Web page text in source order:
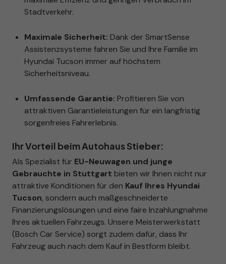
Stadtverkehr.
Maximale Sicherheit: Dank der SmartSense
Assistenzsysteme fahren Sie und Ihre Familie im
Hyundai Tucson immer auf höchstem
Sicherheitsniveau.
Umfassende Garantie: Profitieren Sie von
attraktiven Garantieleistungen für ein langfristig
sorgenfreies Fahrerlebnis.
Ihr Vorteil beim Autohaus Stieber:
Als Spezialist für EU-Neuwagen und junge
Gebrauchte in Stuttgart bieten wir Ihnen nicht nur
attraktive Konditionen für den Kauf Ihres Hyundai
Tucson, sondern auch maßgeschneiderte
Finanzierungslösungen und eine faire Inzahlungnahme
Ihres aktuellen Fahrzeugs. Unsere Meisterwerkstatt
(Bosch Car Service) sorgt zudem dafür, dass Ihr
Fahrzeug auch nach dem Kauf in Bestform bleibt.